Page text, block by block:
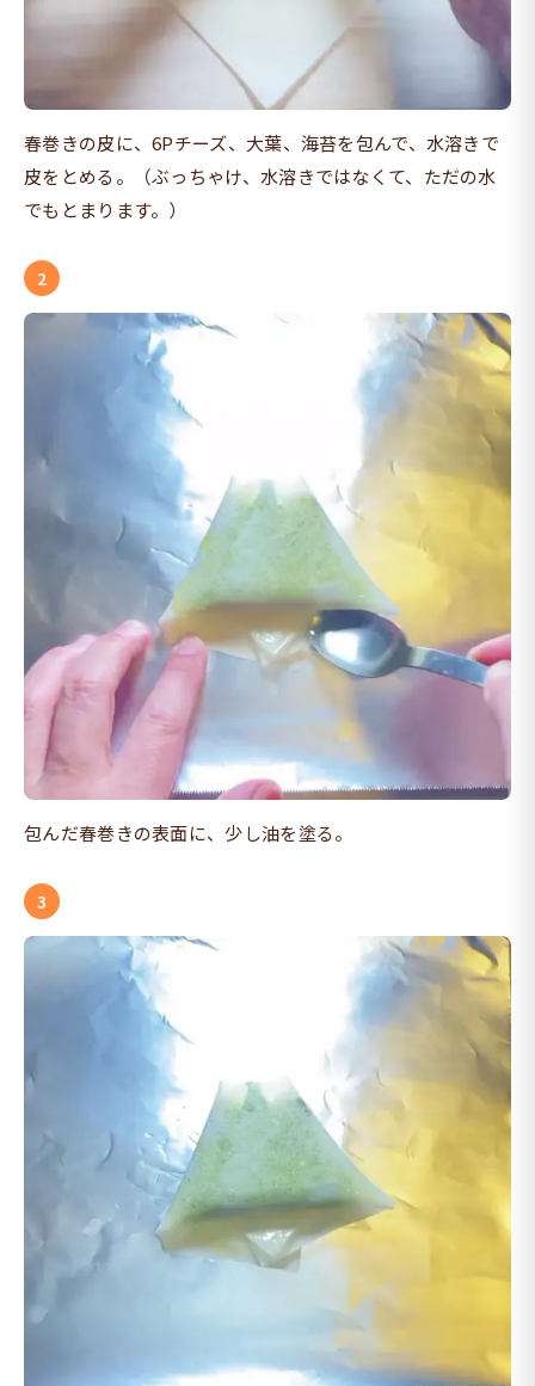
春巻きの皮に、6Pチーズ、大葉、海苔を包んで、水溶きで
皮をとめる。（ぶっちゃけ、水溶きではなくて、ただの水
でもとまります。）
包んだ春巻きの表面に、少し油を塗る。